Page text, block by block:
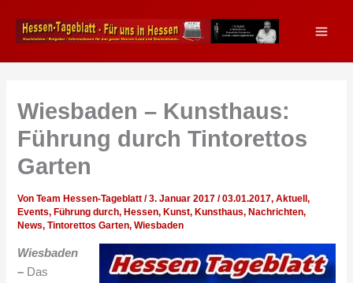
Inhalt
springen
Wiesbaden – Kunsthaus:
Führung durch Tintorettos
Garten
VonTeam Hessen-Tageblatt/3. Januar 2017/03.01.2017,Aktuell,
Events,Führung durch,Hessen,Kunst,Kunsthaus,Nachrichten,
News,Tintorettos Garten,Wiesbaden
Wiesbaden
– Das